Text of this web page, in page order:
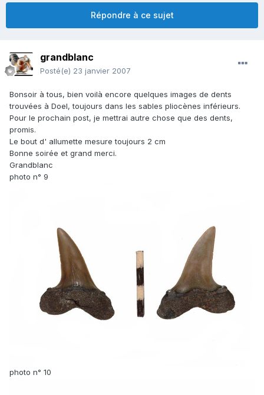
Répondre à ce sujet
grandblanc
Posté(e) 23 janvier 2007
Bonsoir à tous, bien voilà encore quelques images de dents
trouvées à Doel, toujours dans les sables pliocènes inférieurs.
Pour le prochain post, je mettrai autre chose que des dents,
promis.
Le bout d' allumette mesure toujours 2 cm
Bonne soirée et grand merci.
Grandblanc
photo n° 9
photo n° 10